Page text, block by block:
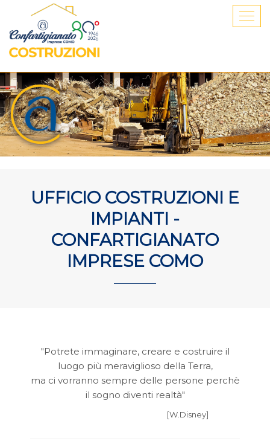
UFFICIO COSTRUZIONI E
IMPIANTI -
CONFARTIGIANATO
IMPRESE COMO
"Potrete immaginare, creare e costruire il
luogo più meraviglioso della Terra,
ma ci vorranno sempre delle persone perchè
il sogno diventi realtà"
[W.Disney]